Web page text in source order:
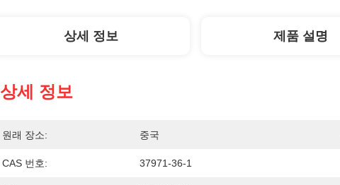
상세 정보 제품 설명
상세 정보
원래 장소: 중국
CAS 번호: 37971-36-1